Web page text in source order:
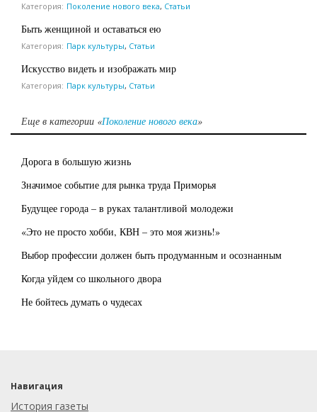
Категория: Поколение нового века, Статьи
Быть женщиной и оставаться ею
Категория: Парк культуры, Статьи
Искусство видеть и изображать мир
Категория: Парк культуры, Статьи
Еще в категории «Поколение нового века»
Дорога в большую жизнь
Значимое событие для рынка труда Приморья
Будущее города – в руках талантливой молодежи
«Это не просто хобби, КВН – это моя жизнь!»
Выбор профессии должен быть продуманным и осознанным
Когда уйдем со школьного двора
Не бойтесь думать о чудесах
Навигация
История газеты